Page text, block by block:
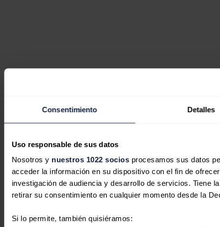
Consentimiento Detalles
Uso responsable de sus datos
Nosotros y nuestros 1022 sociosprocesamos sus datos
acceder la información en su dispositivo con el fin de
investigación de audiencia y desarrollo de servicios. Tiene
retirar su consentimiento en cualquier momento desde la
Si lo permite, también quisiéramos: